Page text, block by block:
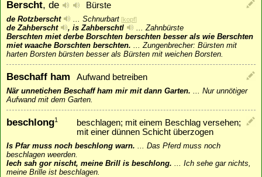
Berscht, de Bürste
de Rotzberscht Schnurbart [kopf]
de Zahberscht , is Zahberschtl
Zahnbürste
Berschten miet derbe Borschten berschten besser als wie Berschten
miet waache Borschten berschten.
Zungenbrecher: Bürsten mit
harten Borsten bürsten besser als Bürsten mit weichen Borsten.
Beschaff ham Aufwand betreiben
När unnetichen Beschaff ham mir mit dann Garten.
Nur unnötiger
Aufwand mit dem Garten.
beschlong1
beschlagen; mit einem Beschlag versehen;
mit einer dünnen Schicht überzogen
Is Pfar muss noch beschlong warn.
Das Pferd muss noch
beschlagen weerden.
Iech sah gor nischt, meine Brill is beschlong.
Ich sehe gar nichts,
meine Brille ist beschlagen.